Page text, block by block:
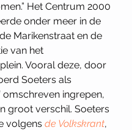
Het Centrum 2000
onder meer in de
Marikenstraat en de
van het
Vooral deze, door
Soeters als
omschreven ingrepen,
groot verschil. Soeters
volgens de Volkskrant,